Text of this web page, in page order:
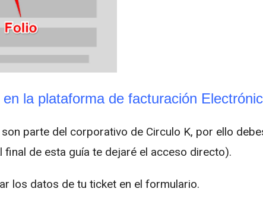
la plataforma de facturación
parte del corporativo de Circulo K, por ello
de esta guía te dejaré el acceso directo).
los datos de tu ticket en el formulario.